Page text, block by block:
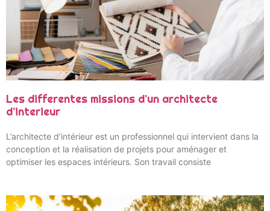
Les differentes missions d’un architecte
d’interieur
L’architecte d’intérieur est un professionnel qui intervient dans la
conception et la réalisation de projets pour aménager et
optimiser les espaces intérieurs. Son travail consiste